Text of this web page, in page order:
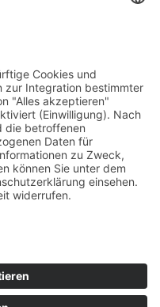
Osnabrück
info@optikmeyer.de
Cookie-Einstellungen